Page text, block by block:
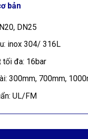
bản
DN25
inox 304/ 316L
tối đa: 16bar
300mm, 700mm,
UL/FM